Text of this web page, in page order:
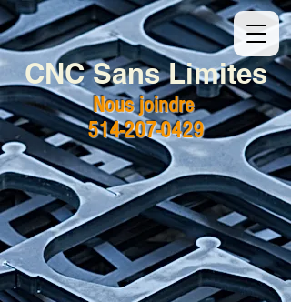
CNC Sans Limites
Nous joindre
514-207-0429